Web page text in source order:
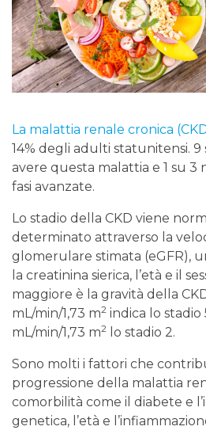
La malattia renale cronica
14% degli adulti statunitensi. 9
avere questa malattia e 1 su 3
fasi avanzate.
Lo stadio della CKD viene
determinato attraverso la
glomerulare stimata (eGFR),
la creatinina sierica, l’età e il
maggiore è la gravità della
mL/min/1,73 m2 indica lo stadio
mL/min/1,73 m2 lo stadio 2.
Sono molti i fattori che
progressione della malattia
comorbilità come il diabete e
genetica, l’età e